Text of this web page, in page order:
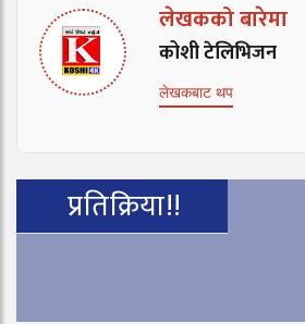
लेखकको बारेमा
कोशी टेलिभिजन
लेखकबाट थप
प्रतिक्रिया!!